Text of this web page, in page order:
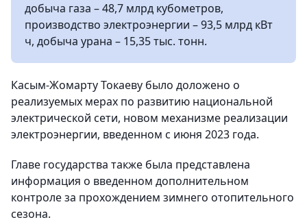
добыча газа – 48,7 млрд кубометров,
производство электроэнергии – 93,5 млрд кВт
ч, добыча урана – 15,35 тыс. тонн.
Касым-Жомарту Токаеву было доложено о
реализуемых мерах по развитию национальной
электрической сети, новом механизме реализации
электроэнергии, введенном с июня 2023 года.
Главе государства также была представлена
информация о введенном дополнительном
контроле за прохождением зимнего отопительного
сезона.